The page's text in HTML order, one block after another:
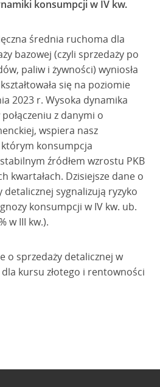
konsumpcji w IV kw.
średnia ruchoma dla
bazowej (czyli sprzedaży po
paliw i żywności) wyniosła
się na poziomie
2023 r. Wysoka dynamika
z danymi o
wspiera nasz
konsumpcja
źródłem wzrostu PKB
kwartałach. Dzisiejsze dane o
sygnalizują ryzyko
konsumpcji w IV kw. ub.
w III kw.).
o sprzedaży detalicznej w
kursu złotego i rentowności